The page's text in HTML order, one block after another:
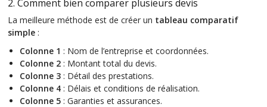
2. Comment bien comparer plusieurs devis
La meilleure méthode est de créer un tableau comparatif
simple :
Colonne 1 : Nom de l’entreprise et coordonnées.
Colonne 2 : Montant total du devis.
Colonne 3 : Détail des prestations.
Colonne 4 : Délais et conditions de réalisation.
Colonne 5 : Garanties et assurances.